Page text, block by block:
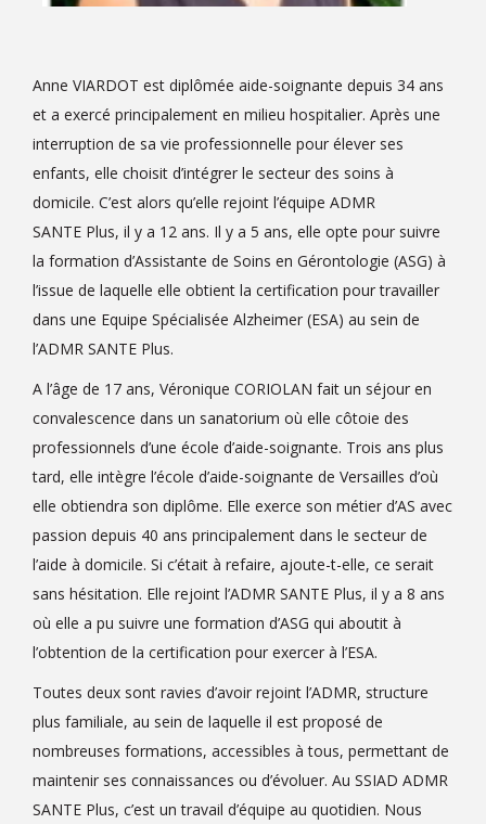
Anne VIARDOT est diplômée aide-soignante depuis 34 ans
et a exercé principalement en milieu hospitalier. Après une
interruption de sa vie professionnelle pour élever ses
enfants, elle choisit d’intégrer le secteur des soins à
domicile. C’est alors qu’elle rejoint l’équipe ADMR
SANTE Plus, il y a 12 ans. Il y a 5 ans, elle opte pour suivre
la formation d’Assistante de Soins en Gérontologie (ASG) à
l’issue de laquelle elle obtient la certification pour travailler
dans une Equipe Spécialisée Alzheimer (ESA) au sein de
l’ADMR SANTE Plus.
A l’âge de 17 ans, Véronique CORIOLAN fait un séjour en
convalescence dans un sanatorium où elle côtoie des
professionnels d’une école d’aide-soignante. Trois ans plus
tard, elle intègre l’école d’aide-soignante de Versailles d’où
elle obtiendra son diplôme. Elle exerce son métier d’AS avec
passion depuis 40 ans principalement dans le secteur de
l’aide à domicile. Si c’était à refaire, ajoute-t-elle, ce serait
sans hésitation. Elle rejoint l’ADMR SANTE Plus, il y a 8 ans
où elle a pu suivre une formation d’ASG qui aboutit à
l’obtention de la certification pour exercer à l’ESA.
Toutes deux sont ravies d’avoir rejoint l’ADMR, structure
plus familiale, au sein de laquelle il est proposé de
nombreuses formations, accessibles à tous, permettant de
maintenir ses connaissances ou d’évoluer. Au SSIAD ADMR
SANTE Plus, c’est un travail d’équipe au quotidien. Nous